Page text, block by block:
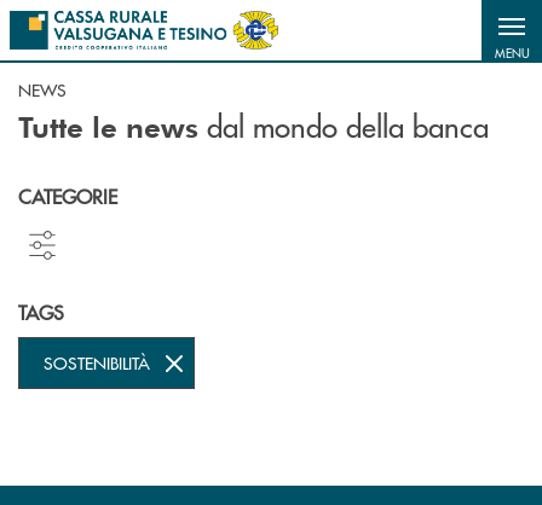
Salta al contenuto principale
MENU
NEWS
Tutte le news dal mondo della banca
CATEGORIE
TAGS
SOSTENIBILITÀ